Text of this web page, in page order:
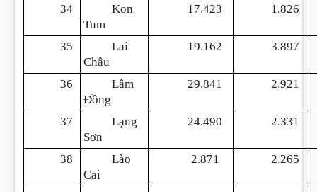
34
Kon
Tum
17.423 1.826
35
Lai
Châu
19.162 3.897
36
Lâm
Đồng
29.841 2.921
37
Lạng
Sơn
24.490 2.331
38
Lào
Cai
2.871 2.265